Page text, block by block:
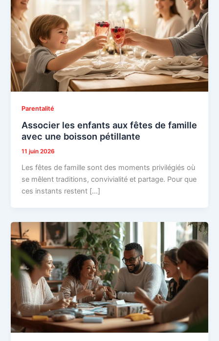
Parentalité
Associer les enfants aux fêtes de famille
avec une boisson pétillante
11 juin 2026
Les fêtes de famille sont des moments privilégiés où
se mêlent traditions, convivialité et partage. Pour que
ces instants restent […]